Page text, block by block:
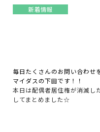
新着情報
毎日たくさんのお問い合わせ
マイダスの下田です！！
本日は配偶者居住権が消滅し
してまとめました☆